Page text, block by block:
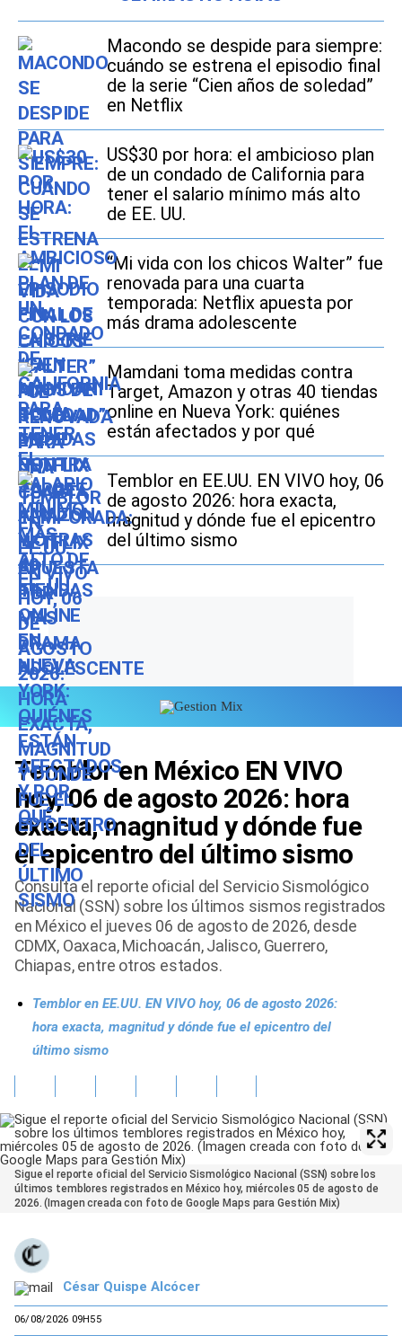
Macondo se despide para siempre:
cuándo se estrena el episodio final
de la serie “Cien años de soledad”
en Netflix
US$30 por hora: el ambicioso plan
de un condado de California para
tener el salario mínimo más alto
de EE. UU.
“Mi vida con los chicos Walter” fue
renovada para una cuarta
temporada: Netflix apuesta por
más drama adolescente
Mamdani toma medidas contra
Target, Amazon y otras 40 tiendas
online en Nueva York: quiénes
están afectados y por qué
Temblor en EE.UU. EN VIVO hoy, 06
de agosto 2026: hora exacta,
magnitud y dónde fue el epicentro
del último sismo